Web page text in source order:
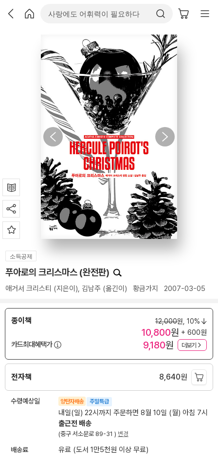
소득공제
푸아로의 크리스마스 (완전판)
애거서 크리스티 (지은이), 김남주 (옮긴이) 황금가지 2007-03-05
종이책 12,000원, 10%
10,800원 + 600원
카드최대혜택가
9,180원 더보기
전자책 8,640원
수령예상일 양탄자배송 주말특급
내일(일) 22시까지 주문하면 8월 10일 (월) 아침 7시
출근전 배송
(중구 서소문로 89-31 ) 변경
배송료 유료 (도서 1만5천원 이상 무료)